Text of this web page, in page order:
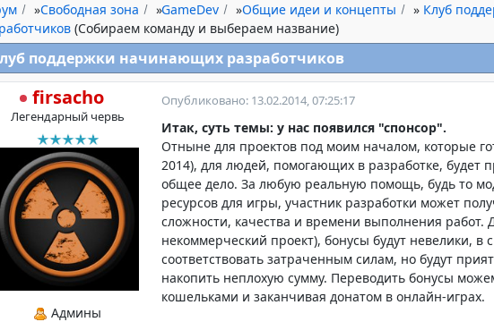
»Свободная зона »GameDev »Общие идеи и концепты » Клуб
(Собираем команду и выбераем название)
поддержки начинающих разработчиков
firsacho
Легендарный червь
Админы
Опубликовано: 13.02.2014, 07:25:17
Итак, суть темы: у нас появился "спонсор".
Отныне для проектов под моим началом, которые
2014), для людей, помогающих в разработке, будет
общее дело. За любую реальную помощь, будь то
ресурсов для игры, участник разработки может
сложности, качества и времени выполнения работ.
некоммерческий проект), бонусы будут невелики, в
соответствовать затраченным силам, но будут
накопить неплохую сумму. Переводить бонусы
кошельками и заканчивая донатом в онлайн-играх.